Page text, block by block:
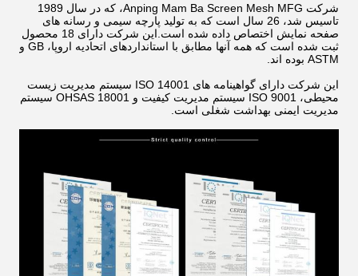
شرکت Anping Mam Ba Screen Mesh MFG، که در سال 1989
تاسیس شد، 26 سال است که به تولید پارچه سیمی و رسانه های
صفحه نمایش اختصاص داده شده است.این شرکت دارای 18 محصول
ثبت شده است که همه آنها مطابق با استانداردهای اتحادیه اروپا، GB و
ASTM بوده اند.
این شرکت دارای گواهینامه های ISO 14001 سیستم مدیریت زیست
محیطی، ISO 9001 سیستم مدیریت کیفیت و OHSAS 18001 سیستم
مدیریت ایمنی بهداشت شغلی است.